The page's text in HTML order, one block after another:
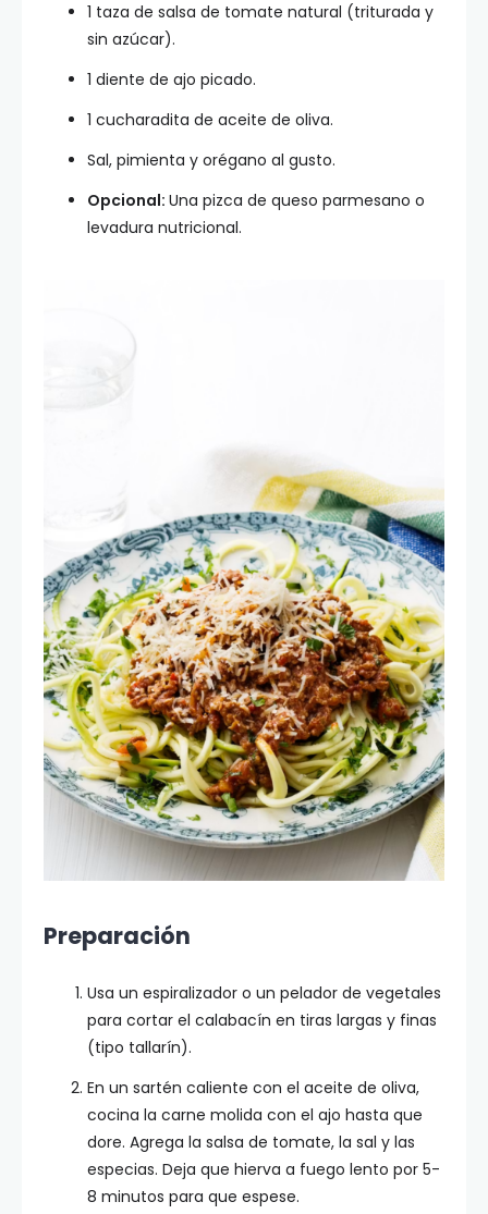
1 taza de salsa de tomate natural (triturada y
sin azúcar).
1 diente de ajo picado.
1 cucharadita de aceite de oliva.
Sal, pimienta y orégano al gusto.
Opcional: Una pizca de queso parmesano o
levadura nutricional.
Preparación
Usa un espiralizador o un pelador de vegetales
para cortar el calabacín en tiras largas y finas
(tipo tallarín).
En un sartén caliente con el aceite de oliva,
cocina la carne molida con el ajo hasta que
dore. Agrega la salsa de tomate, la sal y las
especias. Deja que hierva a fuego lento por 5-
8 minutos para que espese.